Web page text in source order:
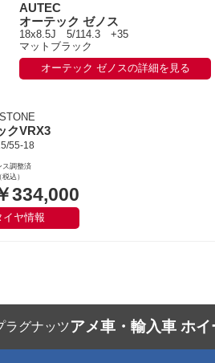
AUTEC
オーテック ゼノス
18x8.5J 5/114.3 +35
マットブラック
オーテック ゼノスの詳細を見る
クVRX3
55-18
ス調整済
込）
334,000
イヤ情報
アメ車・輸入車 ホ